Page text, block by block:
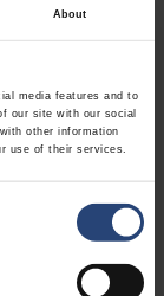
About
media features and to
our site with our social
other information
use of their services.